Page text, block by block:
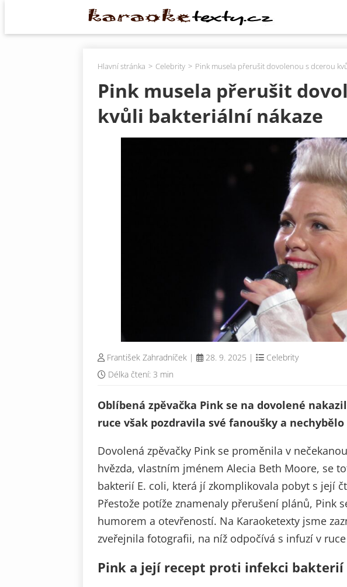
Hlavní stránka Celebrity Pink musela přerušit dovolenou s dcerou
Pink musela přerušit
kvůli bakteriální nákaze
František Zahradníček | 28. 9. 2025 |
Celebrity
Délka čtení: 3 min
Oblíbená zpěvačka Pink se na dovolené
ruce však pozdravila své fanoušky a
Dovolená zpěvačky Pink se proměnila v
hvězda, vlastním jménem Alecia Beth Moore, se
bakterií E. coli, která jí zkomplikovala pobyt s její
Přestože potíže znamenaly přerušení plánů, Pink
humorem a otevřeností. Na Karaoketexty jsme
zveřejnila fotografii, na níž odpočívá s infuzí v
Pink a její recept proti infekci bakterií